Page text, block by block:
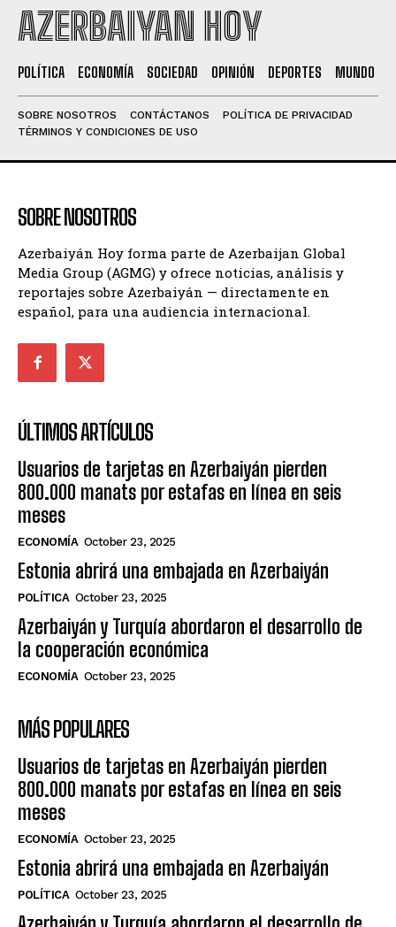
AZERBAIYAN HOY
POLÍTICA ECONOMÍA SOCIEDAD OPINIÓN DEPORTES MUNDO
SOBRE NOSOTROS CONTÁCTANOS
POLÍTICA DE PRIVACIDAD
TÉRMINOS Y CONDICIONES DE USO
SOBRE NOSOTROS
Azerbaiyán Hoy forma parte de Azerbaijan Global
Media Group (AGMG) y ofrece noticias, análisis y
reportajes sobre Azerbaiyán — directamente en
español, para una audiencia internacional.
ÚLTIMOS ARTÍCULOS
Usuarios de tarjetas en Azerbaiyán pierden
800.000 manats por estafas en línea en seis
meses
ECONOMÍA October 23, 2025
Estonia abrirá una embajada en Azerbaiyán
POLÍTICA October 23, 2025
Azerbaiyán y Turquía abordaron el desarrollo de
la cooperación económica
ECONOMÍA October 23, 2025
MÁS POPULARES
Usuarios de tarjetas en Azerbaiyán pierden
800.000 manats por estafas en línea en seis
meses
ECONOMÍA October 23, 2025
Estonia abrirá una embajada en Azerbaiyán
POLÍTICA October 23, 2025